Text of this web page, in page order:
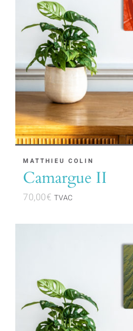
MATTHIEU COLIN
Camargue II
70,00€ TVAC